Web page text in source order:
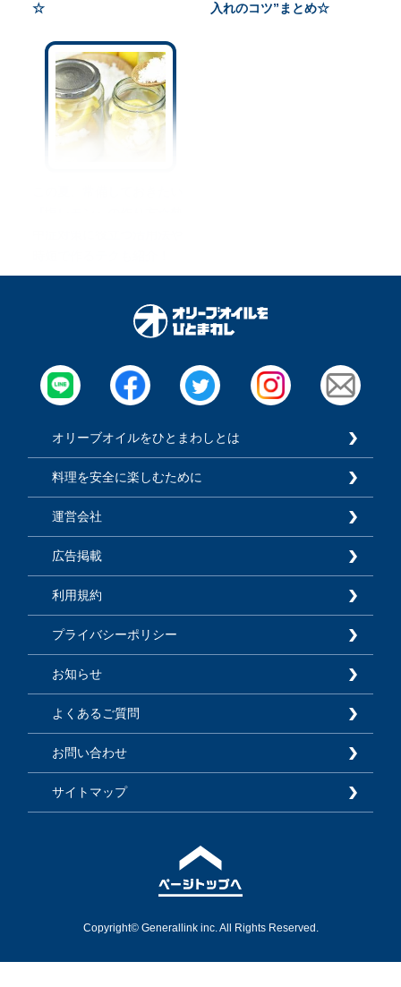
☆
入れのコツ”まとめ☆
オリーブオイルをひとまわしとは
料理を安全に楽しむために
運営会社
広告掲載
利用規約
プライバシーポリシー
お知らせ
よくあるご質問
お問い合わせ
サイトマップ
Copyright© Generallink inc. All Rights Reserved.